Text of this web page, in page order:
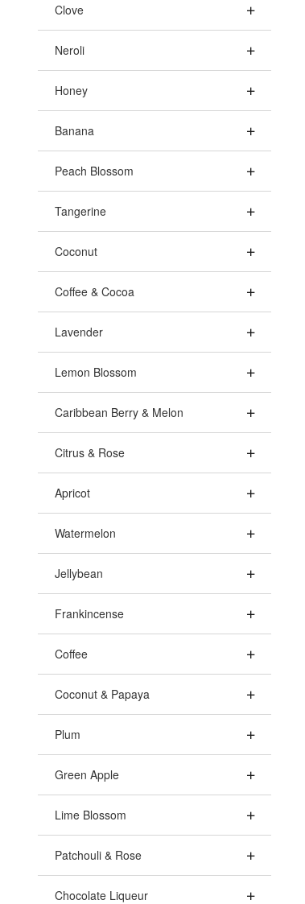
Clove
Neroli
Honey
Banana
Peach Blossom
Tangerine
Coconut
Coffee & Cocoa
Lavender
Lemon Blossom
Caribbean Berry & Melon
Citrus & Rose
Apricot
Watermelon
Jellybean
Frankincense
Coffee
Coconut & Papaya
Plum
Green Apple
Lime Blossom
Patchouli & Rose
Chocolate Liqueur